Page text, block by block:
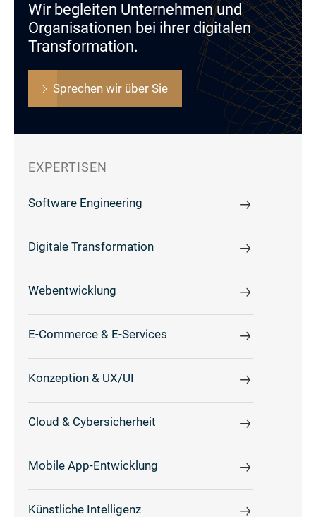
Wir begleiten Unternehmen und
Organisationen bei ihrer digitalen
Transformation.
Sprechen wir über Sie
EXPERTISEN
Software Engineering
Digitale Transformation
Webentwicklung
E-Commerce & E-Services
Konzeption & UX/UI
Cloud & Cybersicherheit
Mobile App-Entwicklung
Künstliche Intelligenz